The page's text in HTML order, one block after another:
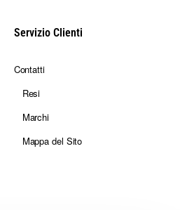
Servizio Clienti
Contatti
Resi
Marchi
Mappa del Sito